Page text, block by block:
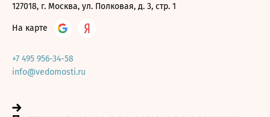
127018, г. Москва, ул. Полковая, д. 3, стр. 1
На карте
+7 495 956-34-58
info@vedomosti.ru